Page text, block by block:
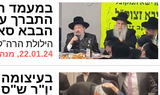
במעמד
התברך
הבבא
22.01.24, מנהל האתר
יו"ר